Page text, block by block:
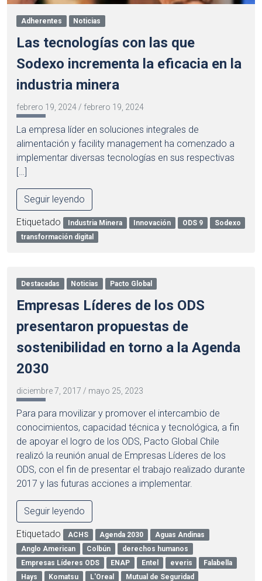
Adherentes Noticias
Las tecnologías con las que
Sodexo incrementa la eficacia en la
industria minera
febrero 19, 2024 / febrero 19, 2024
La empresa líder en soluciones integrales de
alimentación y facility management ha comenzado a
implementar diversas tecnologías en sus respectivas
[…]
Seguir leyendo
Etiquetado Industria Minera Innovación ODS 9
Sodexo
transformación digital
Destacadas Noticias Pacto Global
Empresas Líderes de los ODS
presentaron propuestas de
sostenibilidad en torno a la Agenda
2030
diciembre 7, 2017 / mayo 25, 2023
Para para movilizar y promover el intercambio de
conocimientos, capacidad técnica y tecnológica, a fin
de apoyar el logro de los ODS, Pacto Global Chile
realizó la reunión anual de Empresas Líderes de los
ODS, con el fin de presentar el trabajo realizado durante
2017 y las futuras acciones a implementar.
Seguir leyendo
Etiquetado ACHS Agenda 2030
Aguas Andinas
Anglo American
Colbún
derechos humanos
Empresas Líderes ODS
ENAP Entel everis
Falabella
Hays
Komatsu L'Oreal
Mutual de Seguridad